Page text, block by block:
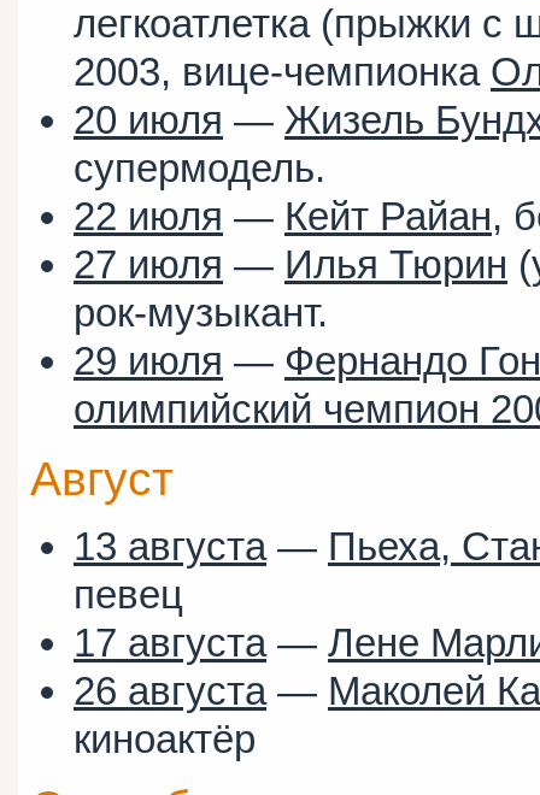
легкоатлетка (прыжки с
2003, вице-чемпионка
20 июля — Жизель
супермодель.
22 июля — Кейт Райан,
27 июля — Илья Тюрин
рок-музыкант.
29 июля — Фернандо
олимпийский чемпион
Август
13 августа— Пьеха,
певец
17 августа— Лене
26 августа— Маколей
киноактёр